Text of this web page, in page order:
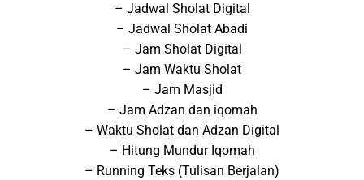
– Jadwal Sholat Digital
– Jadwal Sholat Abadi
– Jam Sholat Digital
– Jam Waktu Sholat
– Jam Masjid
– Jam Adzan dan iqomah
– Waktu Sholat dan Adzan Digital
– Hitung Mundur Iqomah
– Running Teks (Tulisan Berjalan)